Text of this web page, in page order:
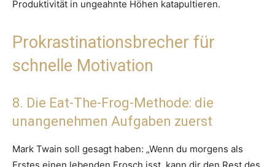
Produktivität in ungeahnte Höhen katapultieren.
Prokrastinationsbrecher für
schnelle Motivation
8. Die Eat-The-Frog-Methode: die
unangenehmen Aufgaben zuerst
Mark Twain soll gesagt haben: „Wenn du morgens als